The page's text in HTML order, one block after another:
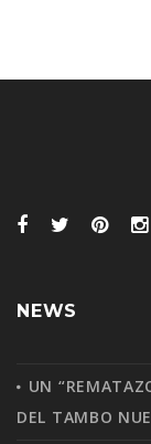
NEWS
UN
DEL TAMBO